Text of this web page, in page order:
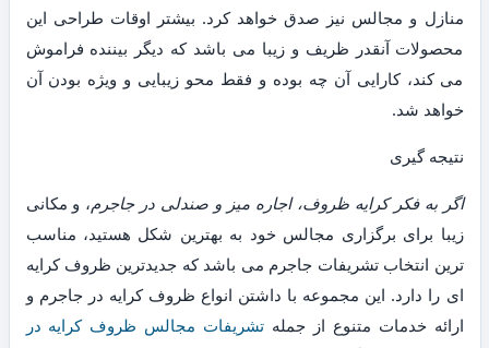
منازل و مجالس نیز صدق خواهد کرد. بیشتر اوقات طراحی این
محصولات آنقدر ظریف و زیبا می باشد که دیگر بیننده فراموش
می کند، کارایی آن چه بوده و فقط محو زیبایی و ویژه بودن آن
خواهد شد.
نتیجه گیری
اگر به فکر کرایه ظروف، اجاره میز و صندلی در جاجرم، و مکانی
زیبا برای برگزاری مجالس خود به بهترین شکل هستید، مناسب
ترین انتخاب تشریفات جاجرم می باشد که جدیدترین ظروف کرایه
ای را دارد. این مجموعه با داشتن انواع ظروف کرایه در جاجرم و
ارائه خدمات متنوع از جمله تشریفات مجالس ظروف کرایه در